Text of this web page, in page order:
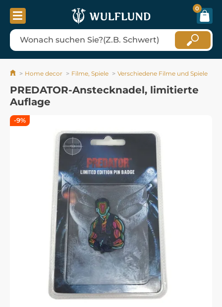
0
Home decor Filme, Spiele Verschiedene Filme und Spiele
PREDATOR-Anstecknadel, limitierte
Auflage
-9%